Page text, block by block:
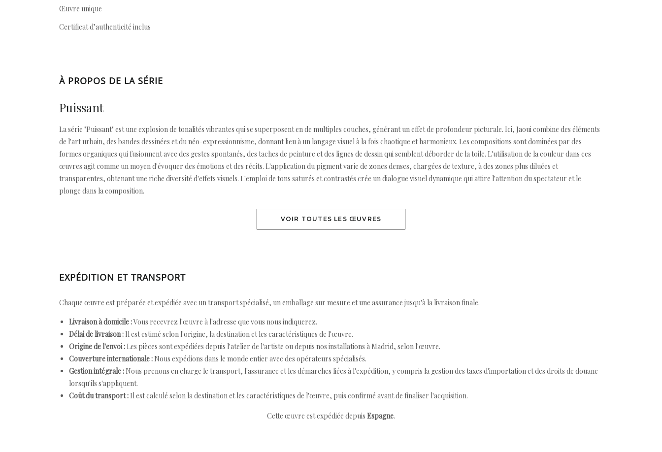
Œuvre unique
Certificat d’authenticité inclus
À PROPOS DE LA SÉRIE
Puissant
La série "Puissant" est une explosion de tonalités vibrantes qui se superposent en de multiples couches, générant un effet de profondeur picturale. Ici, Jaoui combine des éléments
de l'art urbain, des bandes dessinées et du néo-expressionnisme, donnant lieu à un langage visuel à la fois chaotique et harmonieux. Les compositions sont dominées par des
formes organiques qui fusionnent avec des gestes spontanés, des taches de peinture et des lignes de dessin qui semblent déborder de la toile. L'utilisation de la couleur dans ces
œuvres agit comme un moyen d'évoquer des émotions et des récits. L'application du pigment varie de zones denses, chargées de texture, à des zones plus diluées et
transparentes, obtenant une riche diversité d'effets visuels. L'emploi de tons saturés et contrastés crée un dialogue visuel dynamique qui attire l'attention du spectateur et le
plonge dans la composition.
VOIR TOUTES LES ŒUVRES
EXPÉDITION ET TRANSPORT
Chaque œuvre est préparée et expédiée avec un transport spécialisé, un emballage sur mesure et une assurance jusqu'à la livraison finale.
Livraison à domicile :Vous recevrez l'œuvre à l'adresse que vous nous indiquerez.
Délai de livraison : Il est estimé selon l'origine, la destination et les caractéristiques de l'œuvre.
Origine de l'envoi : Les pièces sont expédiées depuis l'atelier de l'artiste ou depuis nos installations à Madrid, selon l'œuvre.
Couverture internationale : Nous expédions dans le monde entier avec des opérateurs spécialisés.
Gestion intégrale : Nous prenons en charge le transport, l'assurance et les démarches liées à l'expédition, y compris la gestion des taxes d'importation et des droits de douane
lorsqu'ils s'appliquent.
Coût du transport : Il est calculé selon la destination et les caractéristiques de l'œuvre, puis confirmé avant de finaliser l'acquisition.
Cette œuvre est expédiée depuis Espagne.